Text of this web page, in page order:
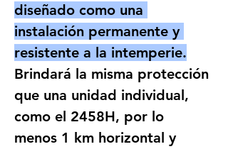
diseñado como una
instalación permanente y
resistente a la intemperie.
Brindará la misma protección
que una unidad individual,
como el 2458H, por lo
menos 1 km horizontal y